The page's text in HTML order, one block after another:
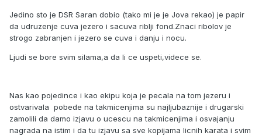
Jedino sto je DSR Saran dobio (tako mi je je Jova rekao) je papir
da udruzenje cuva jezero i sacuva riblji fond.Znaci ribolov je
strogo zabranjen i jezero se cuva i danju i nocu.
Ljudi se bore svim silama,a da li ce uspeti,videce se.
Nas kao pojedince i kao ekipu koja je pecala na tom jezeru i
ostvarivala pobede na takmicenjima su najljubaznije i drugarski
zamolili da damo izjavu o ucescu na takmicenjima i osvajanju
nagrada na istim i da tu izjavu sa sve kopijama licnih karata i svim